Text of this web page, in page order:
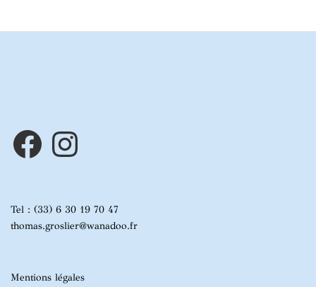
Facebook Instagram
Tel : (33) 6 30 19 70 47
thomas.groslier@wanadoo.fr
Mentions légales